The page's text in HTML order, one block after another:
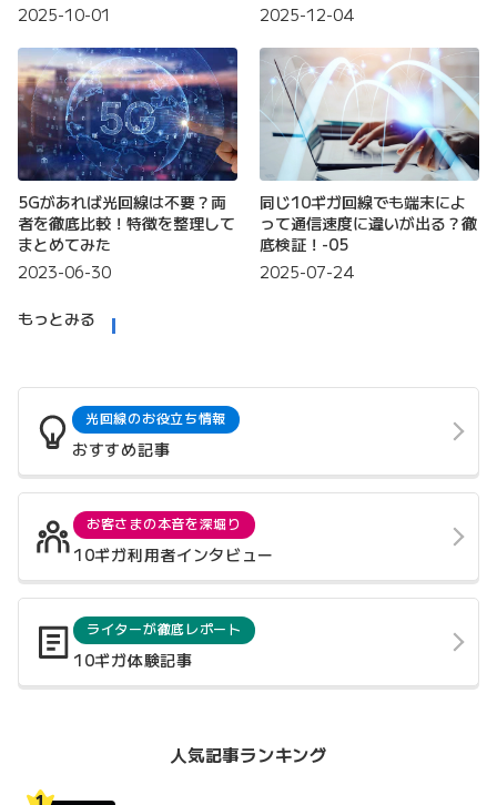
2025-10-01
2025-12-04
5Gがあれば光回線は不要？両
者を徹底比較！特徴を整理して
まとめてみた
2023-06-30
同じ10ギガ回線でも端末によ
って通信速度に違いが出る？徹
底検証！-05
2025-07-24
もっとみる
光回線のお役立ち情報
おすすめ記事
お客さまの本音を深堀り
10ギガ利用者インタビュー
ライターが徹底レポート
10ギガ体験記事
人気記事ランキング